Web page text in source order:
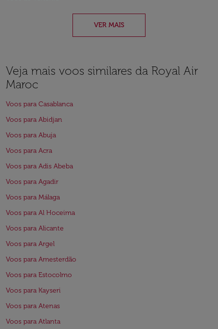
VER MAIS
Veja mais voos similares da Royal Air
Maroc
Voos para Casablanca
Voos para Abidjan
Voos para Abuja
Voos para Acra
Voos para Adis Abeba
Voos para Agadir
Voos para Málaga
Voos para Al Hoceima
Voos para Alicante
Voos para Argel
Voos para Amesterdão
Voos para Estocolmo
Voos para Kayseri
Voos para Atenas
Voos para Atlanta